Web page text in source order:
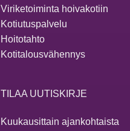
Viriketoiminta hoivakotiin
Kotiutuspalvelu
Hoitotahto
Kotitalousvähennys
TILAA UUTISKIRJE
Kuukausittain ajankohtaista